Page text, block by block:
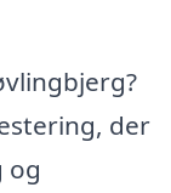
der
og